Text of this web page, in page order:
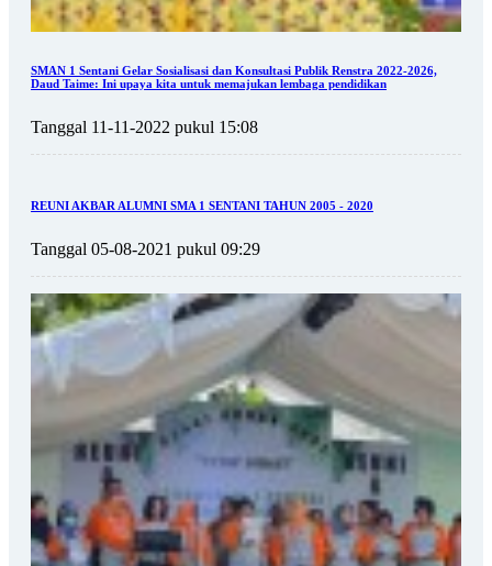
SMAN 1 Sentani Gelar Sosialisasi dan Konsultasi Publik Renstra 2022-2026,
Daud Taime: Ini upaya kita untuk memajukan lembaga pendidikan
Tanggal 11-11-2022 pukul 15:08
REUNI AKBAR ALUMNI SMA 1 SENTANI TAHUN 2005 - 2020
Tanggal 05-08-2021 pukul 09:29